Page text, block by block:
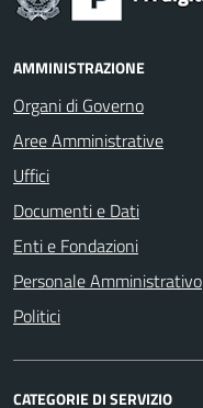
AMMINISTRAZIONE
Organi di Governo
Aree Amministrative
Uffici
Documenti e Dati
Enti e Fondazioni
Personale Amministrativo
Politici
CATEGORIE DI SERVIZIO